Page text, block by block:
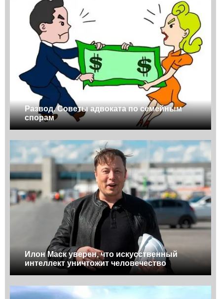
Развод. Советы адвоката по семейным
спорам
Илон Маск уверен, что искусственный
интеллект уничтожит человечество